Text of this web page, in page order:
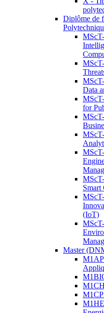
Diplôme de
Data
for
Smart
(IoT)
Master